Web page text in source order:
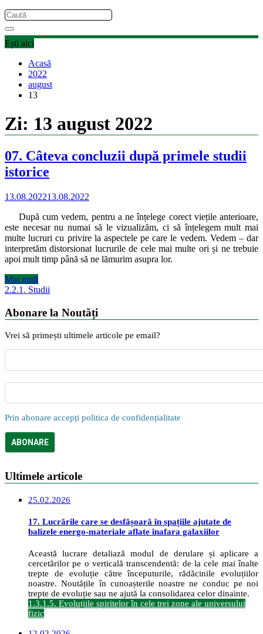
Ești aici
Acasă
2022
august
13
Zi: 13 august 2022
07. Câteva concluzii după primele studii
istorice
13.08.202213.08.2022
După cum vedem, pentru a ne înțelege corect viețile anterioare,
este necesar nu numai să le vizualizăm, ci să înțelegem mult mai
multe lucruri cu privire la aspectele pe care le vedem. Vedem – dar
interpretăm distorsionat lucrurile de cele mai multe ori și ne trebuie
apoi mult timp până să ne lămurim asupra lor.
Mai mult
2.2.1. Studii
Abonare la Noutăți
Vrei să primești ultimele articole pe email?
Prin abonare accepți politica de confidențialitate
Ultimele articole
25.02.2026
17. Lucrările care se desfășoară în spațiile ajutate de
balizele energo-materiale aflate înafara galaxiilor
Această lucrare detaliază modul de derulare și aplicare a
cercetărilor pe o verticală transcendentă: de la cele mai înalte
trepte de evoluție către începuturile, rădăcinile evoluțiilor
noastre. Noutățile în cunoașterile noastre ne conduc pe noi
trepte de evoluție sau ne ajută la consolidarea celor dinainte.
1.3.1.5. Evoluțiile spiritelor în cele trei zone ale universului
fizic